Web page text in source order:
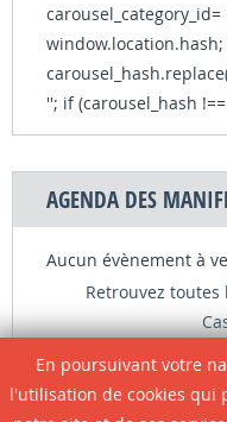
''; if (carousel_hash
AGENDA DES
Aucun évènement à
Retrouvez
En poursuivant votre
l'utilisation de cookies qui